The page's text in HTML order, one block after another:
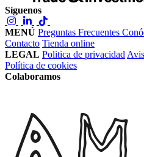
Síguenos
MENÚ Preguntas Frecuentes
Contacto Tienda online
LEGAL Politica de privacidad
Política de cookies
Colaboramos